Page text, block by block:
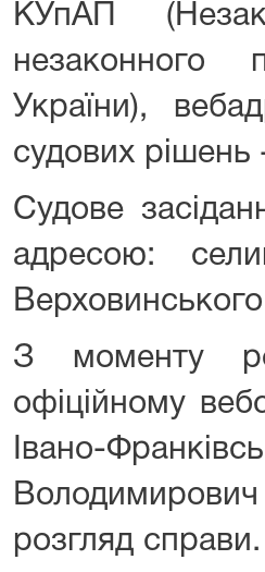
КУпАП
незаконного
України),
судових
Судове
адресою:
З моменту
офіційному
Івано-
розгляд